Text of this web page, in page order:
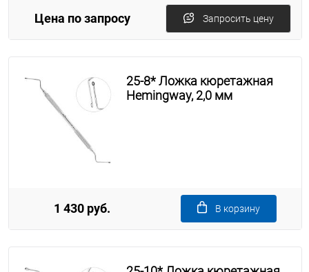
Цена по запросу Запросить цену
25-8* Ложка кюретажная
Hemingway, 2,0 мм
1 430 руб. В корзину